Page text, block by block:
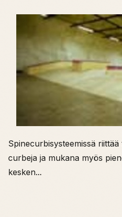
Spinecurbisysteemissä
curbeja ja mukana myös
kesken...